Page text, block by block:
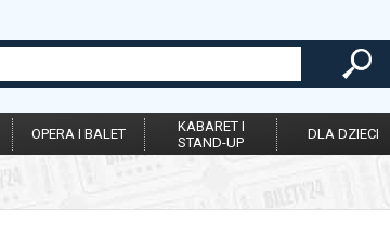
OPERA I BALET
KABARET I
STAND-UP
DLA DZIECI